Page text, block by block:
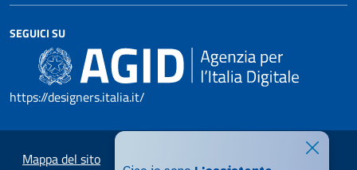
SEGUICI SU
https://designers.italia.it/
Mappa del sito